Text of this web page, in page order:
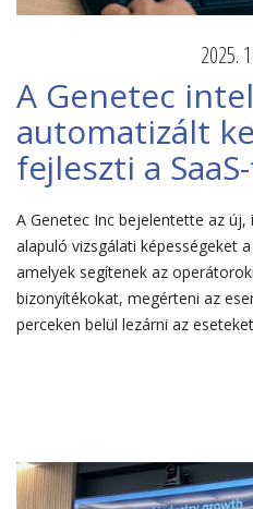
2025.
A Genetec
automatizált
fejleszti a
A Genetec Inc bejelentette az
alapuló vizsgálati képességeket
amelyek segítenek az
bizonyítékokat, megérteni az
perceken belül lezárni az